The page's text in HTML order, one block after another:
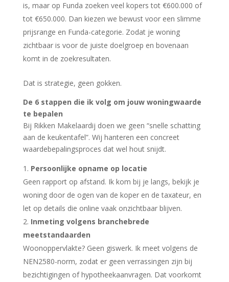
is, maar op Funda zoeken veel kopers tot €600.000 of
tot €650.000. Dan kiezen we bewust voor een slimme
prijsrange en Funda-categorie. Zodat je woning
zichtbaar is voor de juiste doelgroep en bovenaan
komt in de zoekresultaten.
Dat is strategie, geen gokken.
De 6 stappen die ik volg om jouw woningwaarde
te bepalen
Bij Rikken Makelaardij doen we geen “snelle schatting
aan de keukentafel”. Wij hanteren een concreet
waardebepalingsproces dat wel hout snijdt.
Persoonlijke opname op locatie
Geen rapport op afstand. Ik kom bij je langs, bekijk je
woning door de ogen van de koper en de taxateur, en
let op details die online vaak onzichtbaar blijven.
Inmeting volgens branchebrede
meetstandaarden
Woonoppervlakte? Geen giswerk. Ik meet volgens de
NEN2580-norm, zodat er geen verrassingen zijn bij
bezichtigingen of hypotheekaanvragen. Dat voorkomt